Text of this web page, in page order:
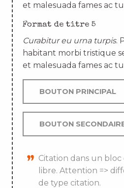
et malesuada fames ac
Format de titre 5
Curabitur eu urna turpis.
habitant morbi tristique
et malesuada fames ac
BOUTON PRINCIPAL
BOUTON
Citation dans un
libre. Attention =>
de type citation.